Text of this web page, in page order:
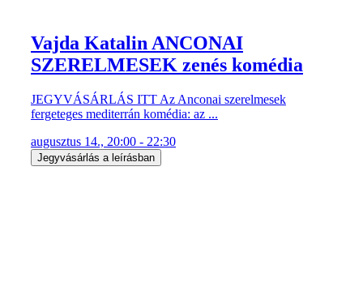
Vajda Katalin ANCONAI
SZERELMESEK zenés komédia
JEGYVÁSÁRLÁS ITT Az Anconai szerelmesek
fergeteges mediterrán komédia: az ...
augusztus 14., 20:00 - 22:30
Jegyvásárlás a leírásban